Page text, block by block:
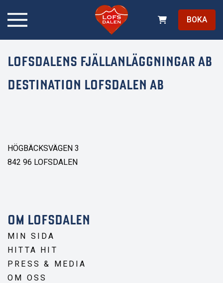
BOKA
LOFSDALENS FJÄLLANLÄGGNINGAR AB
DESTINATION LOFSDALEN AB
HÖGBÄCKSVÄGEN 3
842 96 LOFSDALEN
OM LOFSDALEN
MIN SIDA
HITTA HIT
PRESS & MEDIA
OM OSS